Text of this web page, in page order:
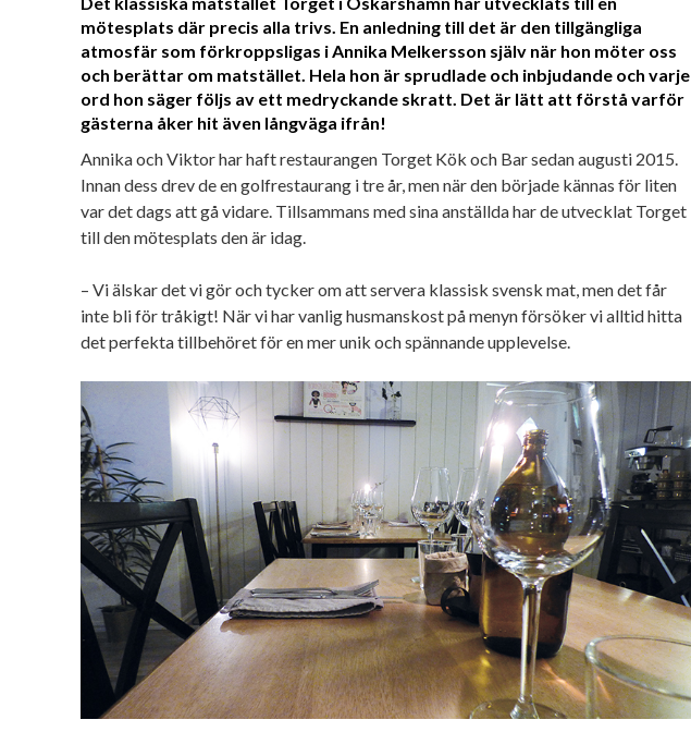
mötesplats där precis alla trivs. En anledning till det är den tillgängliga
atmosfär som förkroppsligas i Annika Melkersson själv när hon möter oss
och berättar om matstället. Hela hon är sprudlade och inbjudande och varje
ord hon säger följs av ett medryckande skratt. Det är lätt att förstå varför
gästerna åker hit även långväga ifrån!
Annika och Viktor har haft restaurangen Torget Kök och Bar sedan augusti 2015.
Innan dess drev de en golfrestaurang i tre år, men när den började kännas för liten
var det dags att gå vidare. Tillsammans med sina anställda har de utvecklat Torget
till den mötesplats den är idag.
– Vi älskar det vi gör och tycker om att servera klassisk svensk mat, men det får
inte bli för tråkigt! När vi har vanlig husmanskost på menyn försöker vi alltid hitta
det perfekta tillbehöret för en mer unik och spännande upplevelse.